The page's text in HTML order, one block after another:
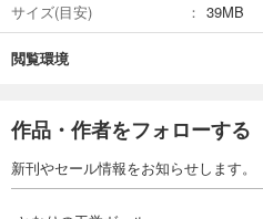
サイズ(目安)
39MB
閲覧環境
作品・作者をフォローする
新刊やセール情報をお知らせします。